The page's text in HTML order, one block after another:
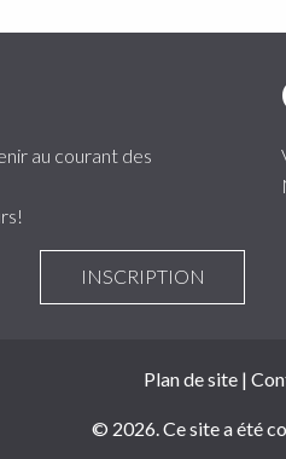
au courant des
INSCRIPTION
Plan de site|
© 2026. Ce site a été